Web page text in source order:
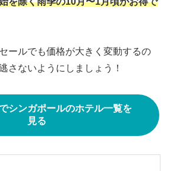
ールでも価格が大きく変動するの
さないようにしましょう！
シンガポールのホテル一覧を
見る